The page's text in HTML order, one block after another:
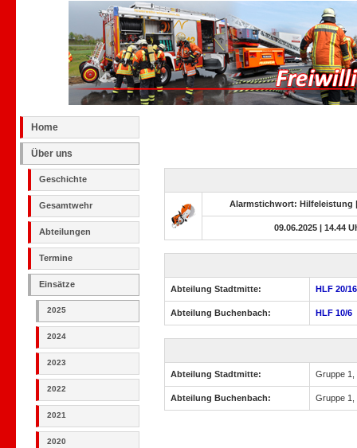
Home
Über uns
Geschichte
Gesamtwehr
Abteilungen
Termine
Einsätze
2025
2024
2023
2022
2021
2020
Alarmstichwort: Hilfeleistung
09.06.2025 | 14.44
Abteilung Stadtmitte: HLF 20/16
Abteilung Buchenbach: HLF 10/6
Abteilung Stadtmitte: Gruppe 1,
Abteilung Buchenbach: Gruppe 1,